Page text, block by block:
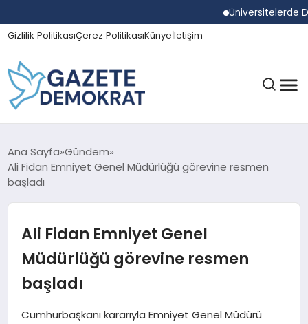
Üniversitelerde
Gizlilik PolitikasıÇerez PolitikasıKünyeİletişim
GÜNDEM
EKONOMI
SPOR
Ana Sayfa Gündem
Ali Fidan Emniyet Genel Müdürlüğü görevine resmen
başladı
Ali Fidan Emniyet Genel
Müdürlüğü görevine resmen
başladı
Cumhurbaşkanı kararıyla Emniyet Genel Müdürü